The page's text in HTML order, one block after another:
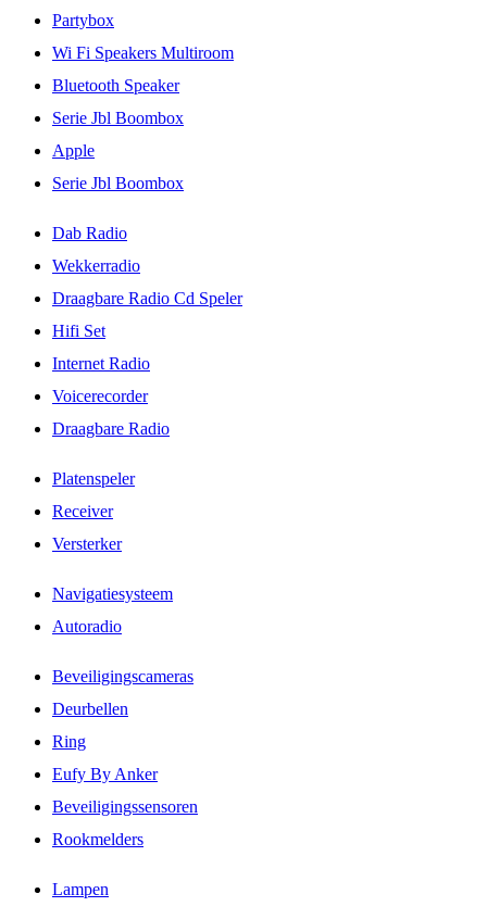
Partybox
Wi Fi Speakers Multiroom
Bluetooth Speaker
Serie Jbl Boombox
Apple
Serie Jbl Boombox
Dab Radio
Wekkerradio
Draagbare Radio Cd Speler
Hifi Set
Internet Radio
Voicerecorder
Draagbare Radio
Platenspeler
Receiver
Versterker
Navigatiesysteem
Autoradio
Beveiligingscameras
Deurbellen
Ring
Eufy By Anker
Beveiligingssensoren
Rookmelders
Lampen